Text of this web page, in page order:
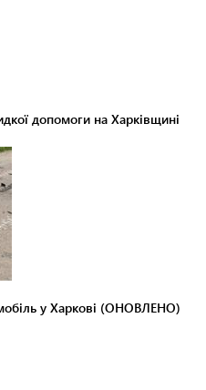
допомоги на Харківщині
у Харкові (ОНОВЛЕНО)